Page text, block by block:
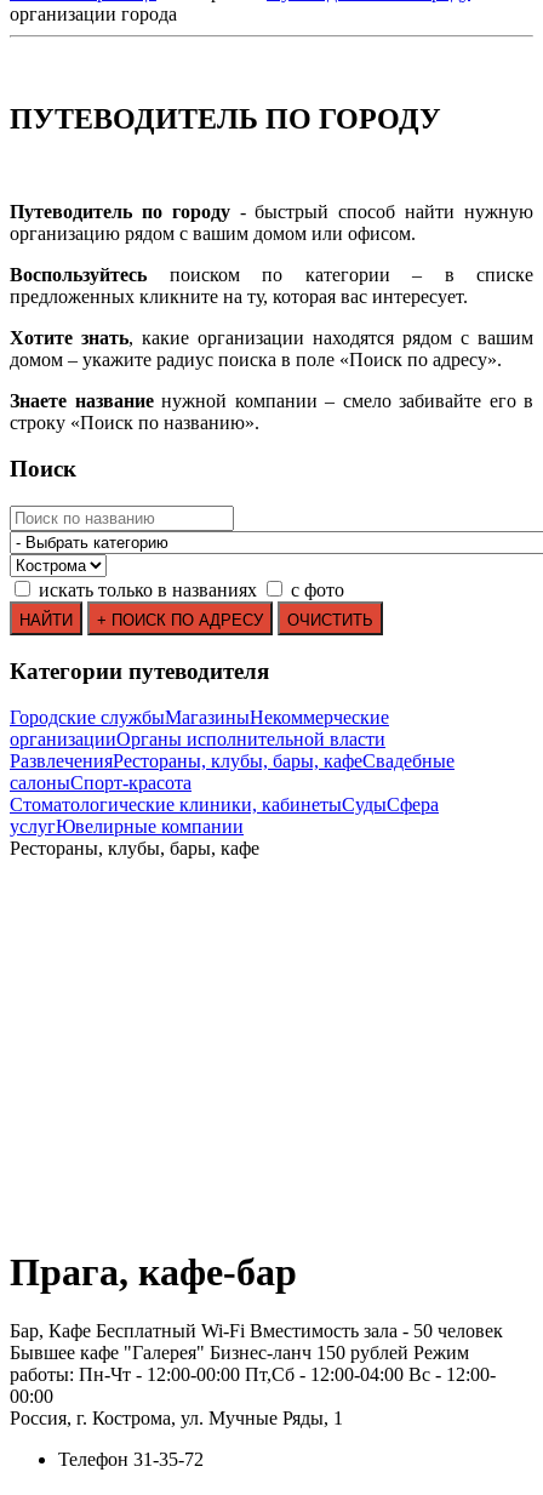
организации города
ПУТЕВОДИТЕЛЬ ПО ГОРОДУ
Путеводитель по городу- быстрый способ найти нужную
организацию рядом с вашим домом или офисом.
Воспользуйтесь поиском по категории – в списке
предложенных кликните на ту, которая вас интересует.
Хотите знать, какие организации находятся рядом с вашим
домом – укажите радиус поиска в поле «Поиск по адресу».
Знаете названиенужной компании – смело забивайте его в
строку «Поиск по названию».
Поиск
искать только в названиях с фото
Категории путеводителя
Городские службыМагазиныНекоммерческие
организацииОрганы исполнительной власти
РазвлеченияРестораны, клубы, бары, кафеСвадебные
салоныСпорт-красота
Стоматологические клиники, кабинетыСудыСфера
услугЮвелирные компании
Рестораны, клубы, бары, кафе
Прага, кафе-бар
Бар, Кафе Бесплатный Wi-Fi Вместимость зала - 50 человек
Бывшее кафе "Галерея" Бизнес-ланч 150 рублей Режим
работы: Пн-Чт - 12:00-00:00 Пт,Сб - 12:00-04:00 Вс - 12:00-
00:00
Россия, г. Кострома, ул. Мучные Ряды, 1
Телефон 31-35-72